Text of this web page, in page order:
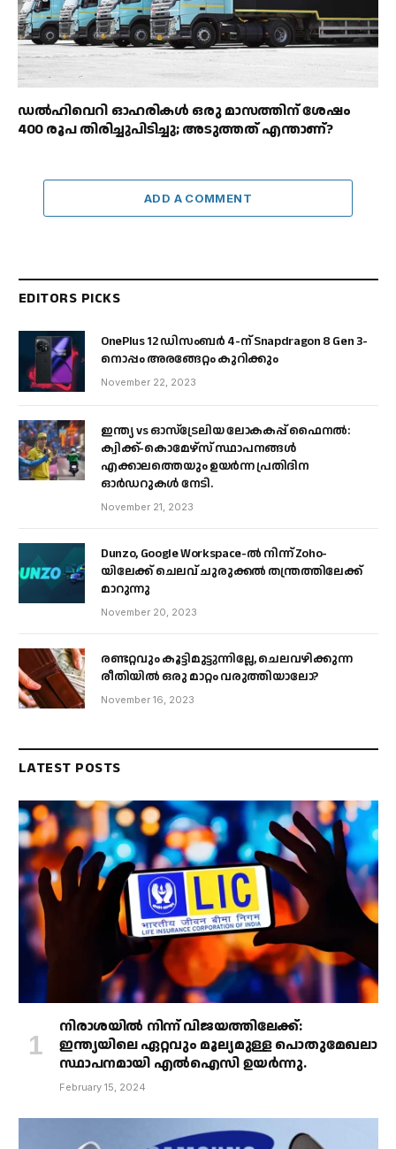
ഡൽഹിവെറി ഓഹരികൾ ഒരു മാസത്തിന് ശേഷം
400 രൂപ തിരിച്ചുപിടിച്ചു; അടുത്തത് എന്താണ്?
ADD A COMMENT
EDITORS PICKS
OnePlus 12 ഡിസംബർ 4-ന് Snapdragon 8 Gen 3-
നൊപ്പം അരങ്ങേറ്റം കുറിക്കും
November 22, 2023
ഇന്ത്യ vs ഓസ്‌ട്രേലിയ ലോകകപ്പ് ഫൈനൽ:
ക്വിക്ക്-കൊമേഴ്‌സ് സ്ഥാപനങ്ങൾ
എക്കാലത്തെയും ഉയർന്ന പ്രതിദിന
ഓർഡറുകൾ നേടി.
November 21, 2023
Dunzo, Google Workspace-ൽ നിന്ന് Zoho-
യിലേക്ക് ചെലവ് ചുരുക്കൽ തന്ത്രത്തിലേക്ക്
മാറുന്നു
November 20, 2023
രണ്ടറ്റവും കൂട്ടിമുട്ടുന്നില്ലേ, ചെലവഴിക്കുന്ന
രീതിയിൽ ഒരു മാറ്റം വരുത്തിയാലോ?
November 16, 2023
LATEST POSTS
നിരാശയിൽ നിന്ന് വിജയത്തിലേക്ക്:
ഇന്ത്യയിലെ ഏറ്റവും മൂല്യമുള്ള പൊതുമേഖലാ
സ്ഥാപനമായി എൽഐസി ഉയർന്നു.
February 15, 2024